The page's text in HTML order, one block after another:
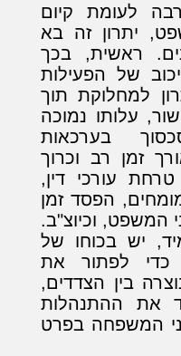
לעומת קיום
יתרון זה בא
ראשית, בכך
של הפעילות
למחלוקת תוך
עלותו נמוכה
בערכאות
זמן רב וכרוך
עורכי דין,
הפסד זמן
המשפט, וכיוצ"ב.
יש בכוחו של
כדי לפתור את
בין הצדדים,
את ההתנהלות
המשפחה בפרט